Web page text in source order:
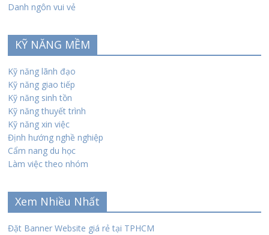
Danh ngôn vui vẻ
KỸ NĂNG MỀM
Kỹ năng lãnh đạo
Kỹ năng giao tiếp
Kỹ năng sinh tồn
Kỹ năng thuyết trình
Kỹ năng xin việc
Định hướng nghề nghiệp
Cẩm nang du học
Làm việc theo nhóm
Xem Nhiều Nhất
Đặt Banner Website giá rẻ tại TPHCM